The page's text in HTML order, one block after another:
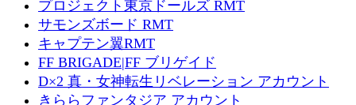
プロジェクト東京ドールズ RMT
サモンズボード RMT
キャプテン翼RMT
FF BRIGADE|FF ブリゲイド
D×2 真・女神転生リベレーション アカウント
きららファンタジア アカウント